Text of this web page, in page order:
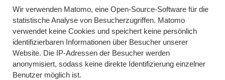
Wir verwenden Matomo, eine Open-Source-Software für die
statistische Analyse von Besucherzugriffen. Matomo
verwendet keine Cookies und speichert keine persönlich
identifizierbaren Informationen über Besucher unserer
Website. Die IP-Adressen der Besucher werden
anonymisiert, sodass keine direkte Identifizierung einzelner
Benutzer möglich ist.